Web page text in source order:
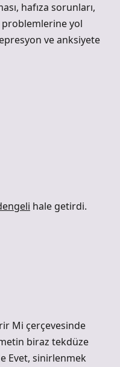
hafıza sorunları,
problemlerine yol
ve anksiyete
hale getirdi.
Mi çerçevesinde
biraz tekdüze
Evet, sinirlenmek